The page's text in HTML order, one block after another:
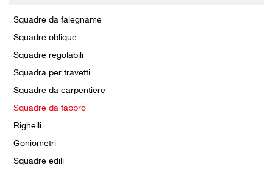
Squadre da falegname
Squadre oblique
Squadre regolabili
Squadra per travetti
Squadre da carpentiere
Squadre da fabbro
Righelli
Goniometri
Squadre edili